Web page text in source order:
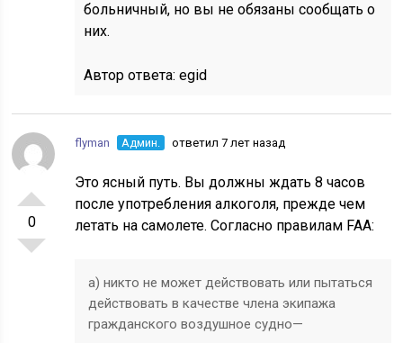
больничный, но вы не обязаны сообщать о
них.
Автор ответа:egid
0
flyman Админ. ответил 7 лет назад
Это ясный путь. Вы должны ждать 8 часов
после употребления алкоголя, прежде чем
летать на самолете. Согласно правилам FAA:
а) никто не может действовать или пытаться
действовать в качестве члена экипажа
гражданского воздушное судно—